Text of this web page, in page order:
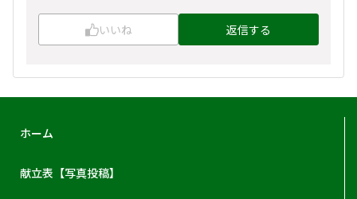
いいね 返信する
ホーム
献立表【写真投稿】